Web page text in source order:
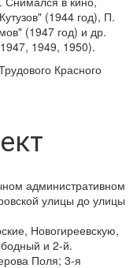
(1944 год), П.
(1947 год) и др.
1949, 1950).
Красного
административном
улицы до улицы
Новогиреевскую,
и 2-й.
Поля; 3-я